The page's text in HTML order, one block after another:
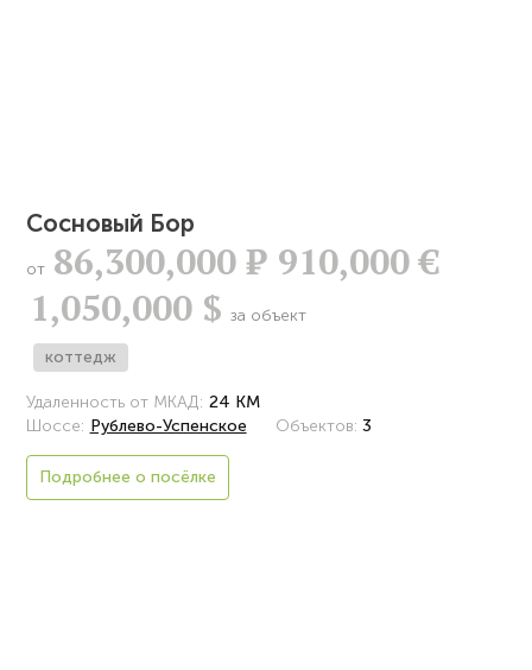
Сосновый Бор
от 86,300,000Р 910,000 €
1,050,000 $ за объект
коттедж
Удаленность от МКАД: 24 КМ
Шоссе: Рублево-Успенское Объектов: 3
Подробнее о посёлке